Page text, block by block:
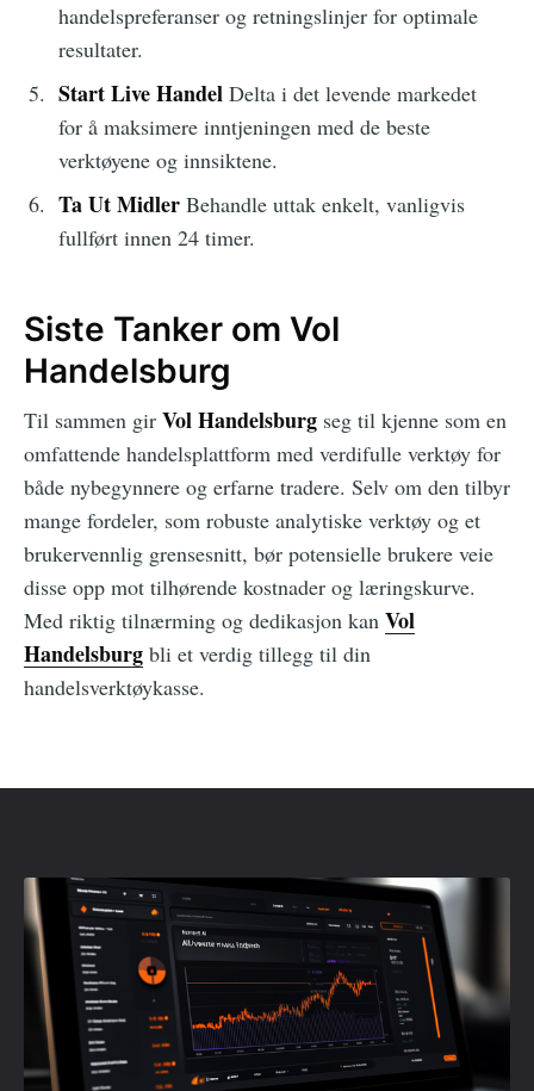
handelspreferanser og retningslinjer for optimale
resultater.
Start Live HandelDelta i det levende markedet
for å maksimere inntjeningen med de beste
verktøyene og innsiktene.
Ta Ut MidlerBehandle uttak enkelt, vanligvis
fullført innen 24 timer.
Siste Tanker om Vol
Handelsburg
Til sammen gir Vol Handelsburg seg til kjenne som en
omfattende handelsplattform med verdifulle verktøy for
både nybegynnere og erfarne tradere. Selv om den tilbyr
mange fordeler, som robuste analytiske verktøy og et
brukervennlig grensesnitt, bør potensielle brukere veie
disse opp mot tilhørende kostnader og læringskurve.
Med riktig tilnærming og dedikasjon kan Vol
Handelsburg bli et verdig tillegg til din
handelsverktøykasse.